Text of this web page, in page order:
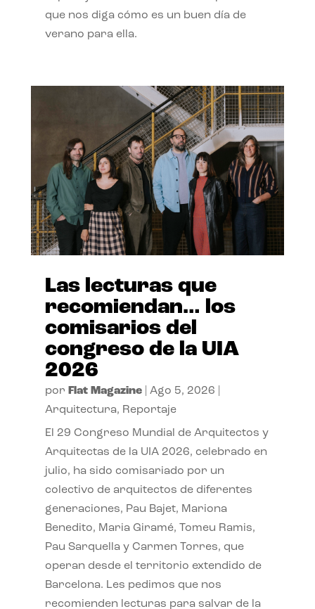
que nos diga cómo es un buen día de
verano para ella.
Las lecturas que
recomiendan… los
comisarios del
congreso de la UIA
2026
por Flat Magazine| Ago 5, 2026
Arquitectura, Reportaje
El 29 Congreso Mundial de Arquitectos y
Arquitectas de la UIA 2026, celebrado en
julio, ha sido comisariado por un
colectivo de arquitectos de diferentes
generaciones, Pau Bajet, Mariona
Benedito, Maria Giramé, Tomeu Ramis,
Pau Sarquella y Carmen Torres, que
operan desde el territorio extendido de
Barcelona. Les pedimos que nos
recomienden lecturas para salvar de la